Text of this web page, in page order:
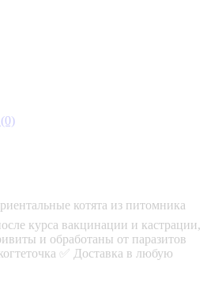
(0)
котята из питомника
курса вакцинации и кастрации,
и обработаны от паразитов
✅ Доставка в любую